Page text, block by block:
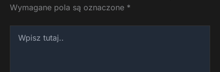
Wymagane pola są oznaczone *
tutaj..